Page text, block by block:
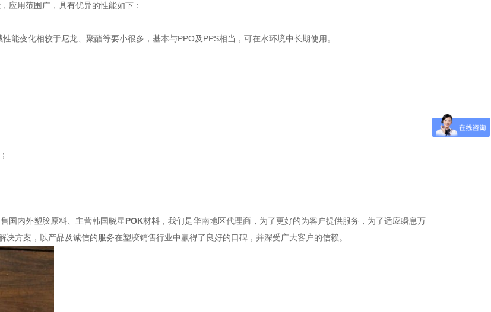
应用范围广，具有优异的性能如下：
能变化相较于尼龙、聚酯等要小很多，基本与PPO及PPS相当，可在水环境中长期使用。
国内外塑胶原料、主营韩国晓星POK材料，我们是华南地区代理商，为了更好的为客户提供服务，为了适应瞬息万
方案，以产品及诚信的服务在塑胶销售行业中赢得了良好的口碑，并深受广大客户的信赖。